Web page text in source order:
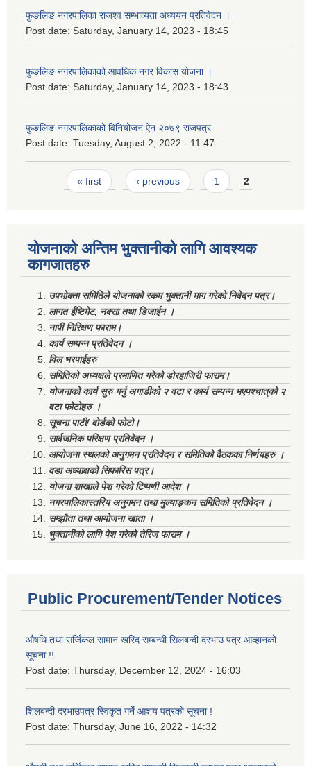
फुङलिङ नगरपालिका राजश्व सम्भाव्यता अध्ययन प्रतिवेदन ।
Post date: Saturday, January 14, 2023 - 18:45
फुङलिङ नगरपालिकाको आवधिक नगर विकास योजना ।
Post date: Saturday, January 14, 2023 - 18:43
फुङलिङ नगरपालिकाको विनियोजन ऐन २०७९ राजपत्र
Post date: Tuesday, August 2, 2022 - 11:47
Pages« first ‹ previous 1 2
योजनाको अन्तिम भुक्तानीको लागि आवश्यक
कागजातहरु
उपभोक्ता समितिले योजनाको रकम भुक्तानी माग गरेको निवेदन पत्र।
लागत ईष्टिमेट, नक्सा तथा डिजाईन ।
नापी निरिक्षण फाराम।
कार्य सम्पन्न प्रतिवेदन ।
विल भरपाईहरु
समितिको अध्यक्षले प्रमाणित गरेको डोरहाजिरी फाराम।
योजनाको कार्य सुरु गर्नु अगाडीको २ वटा र कार्य सम्पन्न भएपश्चात्‌को २
वटा फोटोहरु ।
सूचना पाटी/ वोर्डको फोटो।
सार्वजनिक परिक्षण प्रतिवेदन ।
आयोजना स्थलको अनुगमन प्रतिवेदन र समितिको वैठकका निर्णयहरु ।
वडा अध्याक्षको सिफारिस पत्र।
योजना शाखाले पेश गरेको टिप्पणी आदेश ।
नगरपालिकास्तरिय अनुगमन तथा मुल्याङ्कन समितिको प्रतिवेदन ।
सम्झौता तथा आयोजना खाता ।
भुक्तानीको लागि पेश गरेको तेरिज फाराम ।
Public Procurement/Tender Notices
औषधि तथा सर्जिकल सामान खरिद सम्बन्धी सिलबन्दी दरभाउ पत्र आव्हानको
सूचना !!
Post date: Thursday, December 12, 2024 - 16:03
शिलबन्दी दरभाउपत्र स्विकृत गर्ने आशय पत्रको सूचना !
Post date: Thursday, June 16, 2022 - 14:32